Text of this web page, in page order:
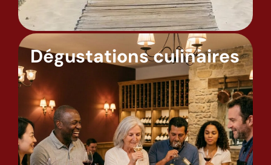
Dégustations culinaires